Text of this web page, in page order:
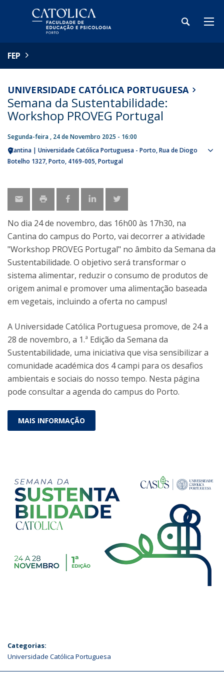
FEP
UNIVERSIDADE CATÓLICA PORTUGUESA
Semana da Sustentabilidade:
Workshop PROVEG Portugal
Segunda-feira , 24 de Novembro 2025 - 16:00
Cantina | Universidade Católica Portuguesa - Porto Rua de Diogo
Botelho 1327 Porto 4169-005 Portugal
No dia 24 de novembro, das 16h00 às 17h30, na
Cantina do campus do Porto, vai decorrer a atividade
"Workshop PROVEG Portugal" no âmbito da Semana da
Sustentabilidade. O objetivo será transformar o
sistema alimentar, reduzir o consumo de produtos de
origem animal e promover uma alimentação baseada
em vegetais, incluindo a oferta no campus!
A Universidade Católica Portuguesa promove, de 24 a
28 de novembro, a 1.ª Edição da Semana da
Sustentabilidade, uma iniciativa que visa sensibilizar a
comunidade académica dos 4 campi para os desafios
ambientais e sociais do nosso tempo. Nesta página
pode consultar a agenda do campus do Porto.
MAIS INFORMAÇÃO
Categorias:
Universidade Católica Portuguesa